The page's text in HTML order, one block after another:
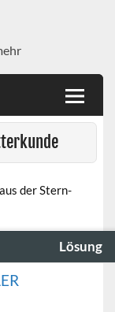
der Stern-
Lösung